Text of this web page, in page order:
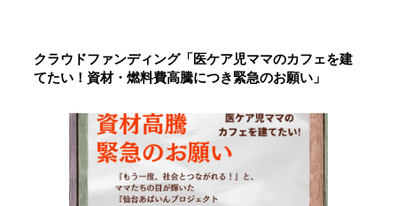
クラウドファンディング「医ケア児ママのカフェを建
てたい！資材・燃料費高騰につき緊急のお願い」